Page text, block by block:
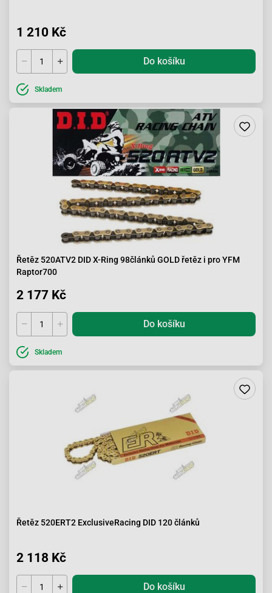
1 210 Kč
Do košíku
Skladem
Řetěz 520ATV2 DID X-Ring 98článků GOLD řetěz i pro YFM
Raptor700
2 177 Kč
Do košíku
Skladem
Řetěz 520ERT2 ExclusiveRacing DID 120 článků
2 118 Kč
Do košíku